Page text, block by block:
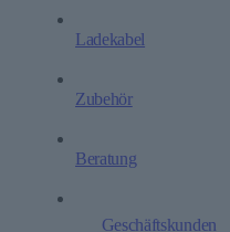
Ladekabel
Zubehör
Beratung
Geschäftskunden